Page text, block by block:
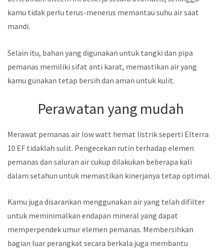
kamu tidak perlu terus-menerus memantau suhu air saat
mandi.
Selain itu, bahan yang digunakan untuk tangki dan pipa
pemanas memiliki sifat anti karat, memastikan air yang
kamu gunakan tetap bersih dan aman untuk kulit.
Perawatan yang mudah
Merawat pemanas air low watt hemat listrik seperti Elterra
10 EF tidaklah sulit. Pengecekan rutin terhadap elemen
pemanas dan saluran air cukup dilakukan beberapa kali
dalam setahun untuk memastikan kinerjanya tetap optimal.
Kamu juga disarankan menggunakan air yang telah difilter
untuk meminimalkan endapan mineral yang dapat
memperpendek umur elemen pemanas. Membersihkan
bagian luar perangkat secara berkala juga membantu